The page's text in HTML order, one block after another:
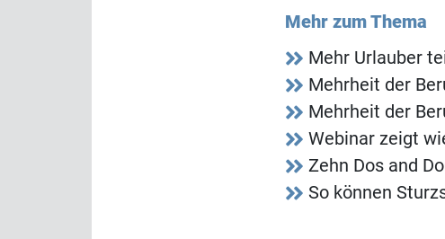
Mehr zum Thema
Mehr Urlauber
Mehrheit der
Mehrheit der
Webinar zeigt
Zehn Dos and
So können